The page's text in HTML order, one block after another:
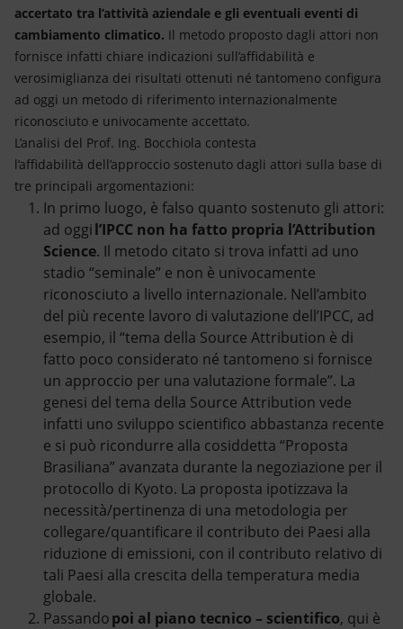
accertato tra l’attività aziendale e gli eventuali eventi di
cambiamento climatico. Il metodo proposto dagli attori non
fornisce infatti chiare indicazioni sull’affidabilità e
verosimiglianza dei risultati ottenuti né tantomeno configura
ad oggi un metodo di riferimento internazionalmente
riconosciuto e univocamente accettato.
L’analisi del Prof. Ing. Bocchiola contesta
l’affidabilità dell’approccio sostenuto dagli attori sulla base di
tre principali argomentazioni:
In primo luogo, è falso quanto sostenuto gli attori:
ad oggil’IPCC non ha fatto propria l’Attribution
Science. Il metodo citato si trova infatti ad uno
stadio “seminale” e non è univocamente
riconosciuto a livello internazionale. Nell’ambito
del più recente lavoro di valutazione dell’IPCC, ad
esempio, il “tema della Source Attribution è di
fatto poco considerato né tantomeno si fornisce
un approccio per una valutazione formale”. La
genesi del tema della Source Attribution vede
infatti uno sviluppo scientifico abbastanza recente
e si può ricondurre alla cosiddetta “Proposta
Brasiliana” avanzata durante la negoziazione per il
protocollo di Kyoto. La proposta ipotizzava la
necessità/pertinenza di una metodologia per
collegare/quantificare il contributo dei Paesi alla
riduzione di emissioni, con il contributo relativo di
tali Paesi alla crescita della temperatura media
globale.
Passandopoi al piano tecnico – scientifico, qui è